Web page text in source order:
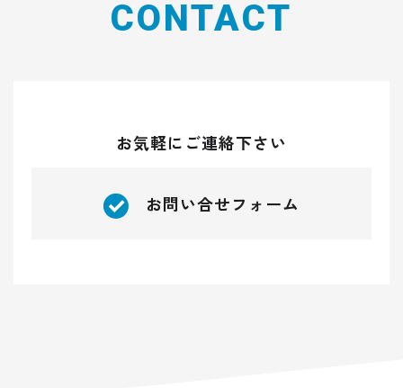
CONTACT
お気軽にご連絡下さい
お問い合せフォーム